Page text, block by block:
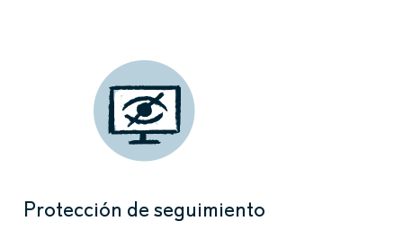
es anónima y
es anónima y
es anónima y
es anónima y
Protección de seguimiento